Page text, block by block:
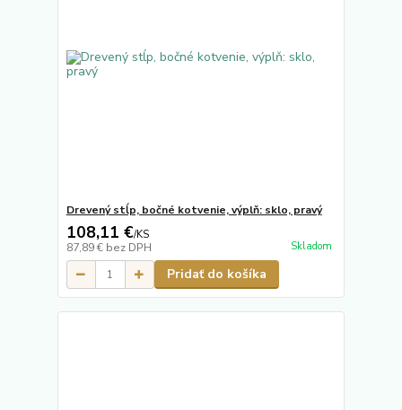
Drevený stĺp, bočné kotvenie, výplň: sklo, pravý
108,11 €/KS
87,89 € bez DPH Skladom
Pridať do košíka